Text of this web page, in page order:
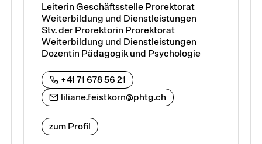
Leiterin Geschäftsstelle Prorektorat
Weiterbildung und Dienstleistungen
Stv. der Prorektorin Prorektorat
Weiterbildung und Dienstleistungen
Dozentin Pädagogik und Psychologie
+41 71 678 56 21
liliane.feistkorn@phtg.ch
zum Profil